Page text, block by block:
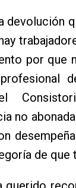
devolución
por que
no
de que